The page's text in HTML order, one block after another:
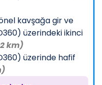
kavşağa gir ve
üzerindeki ikinci
km)
üzerinde hafif